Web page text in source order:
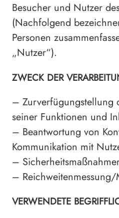
Besucher und Nutzer
(Nachfolgend
Personen
„Nutzer“).
ZWECK DER
– Zurverfügungstellung
seiner Funktionen und
– Beantwortung von
Kommunikation mit
–
– Reichweitenmessung/
VERWENDETE